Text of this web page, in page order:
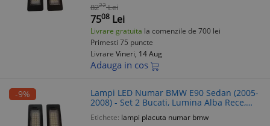
8222 Lei
7508 Lei
Livrare gratuita la comenzile de 700 lei
Primesti 75 puncte
Livrare Vineri, 14 Aug
Adauga in cos
-9%
Lampi LED Numar BMW E90 Sedan (2005-
2008) - Set 2 Bucati, Lumina Alba Rece,
Plug & Play, Rezistente Apa si Praf
Etichete: lampi placuta numar bmw